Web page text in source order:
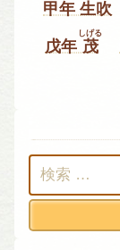
甲年生吹
戊年 茂
しげる
索: